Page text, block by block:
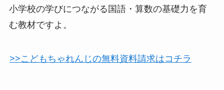
小学校の学びにつながる国語・算数の基礎力を育
む教材ですよ。
>>こどもちゃれんじの無料資料請求はコチラ